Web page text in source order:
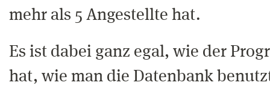
mehr als 5 Angestellte hat.
Es ist dabei ganz egal, wie der
hat, wie man die Datenbank